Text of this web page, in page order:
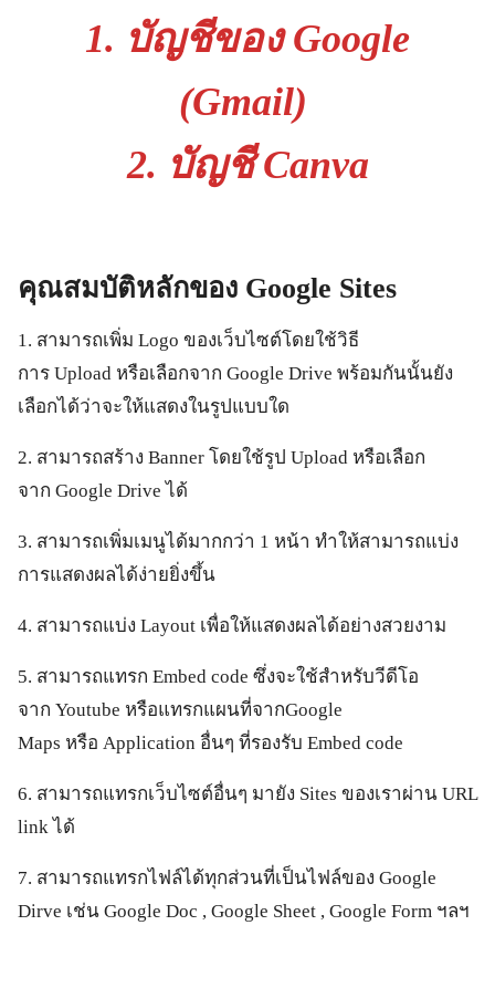
1. บัญชีของ Google
(Gmail)
2. บัญชี Canva
คุณสมบัติหลักของ Google Sites
1. สามารถเพิ่ม Logo ของเว็บไซต์โดยใช้วิธี
การ Upload หรือเลือกจาก Google Drive พร้อมกันนั้นยัง
เลือกได้ว่าจะให้แสดงในรูปแบบใด
2. สามารถสร้าง Banner โดยใช้รูป Upload หรือเลือก
จาก Google Drive ได้
3. สามารถเพิ่มเมนูได้มากกว่า 1 หน้า ทำให้สามารถแบ่ง
การแสดงผลได้ง่ายยิ่งขึ้น
4. สามารถแบ่ง Layout เพื่อให้แสดงผลได้อย่างสวยงาม
5. สามารถแทรก Embed code ซึ่งจะใช้สำหรับวีดีโอ
จาก Youtube หรือแทรกแผนที่จากGoogle
Maps หรือ Application อื่นๆ ที่รองรับ Embed code
6. สามารถแทรกเว็บไซต์อื่นๆ มายัง Sites ของเราผ่าน URL
link ได้
7. สามารถแทรกไฟล์ได้ทุกส่วนที่เป็นไฟล์ของ Google
Dirve เช่น Google Doc , Google Sheet , Google Form ฯลฯ